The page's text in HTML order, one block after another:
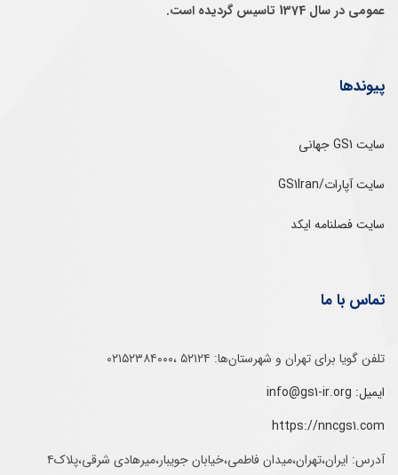
عمومی در سال 1374 تاسيس گرديده است.
پیوندها
سایت GS1 جهانی
سایت آپارات/GS1Iran
سایت فصلنامه ایکد
تماس با ما
تلفن‌ گویا برای‌ تهران‌‌ و‌ شهرستان‌ها:‌ ۵۲۱۲۴ ،۰۲۱۵۲۳۸۴۰۰۰
ایمیل: info@gs1-ir.org
https://nncgs1.com
آدرس: ایران،تهران،میدان فاطمی،خیابان جویبار،میرهادی شرقی،پلاک۴